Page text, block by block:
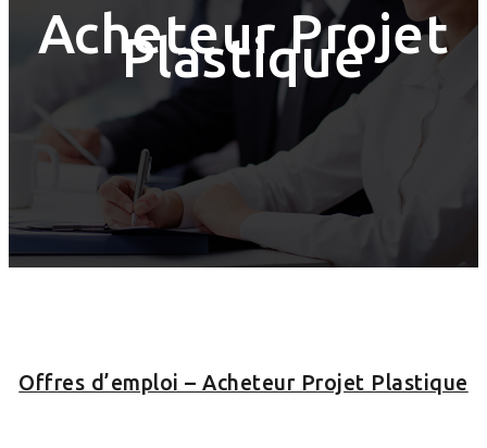
Acheteur Projet
Plastique
Offres d’emploi – Acheteur Projet Plastique